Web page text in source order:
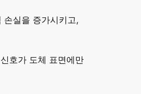
손실을 증가시키고,
호가 도체 표면에만